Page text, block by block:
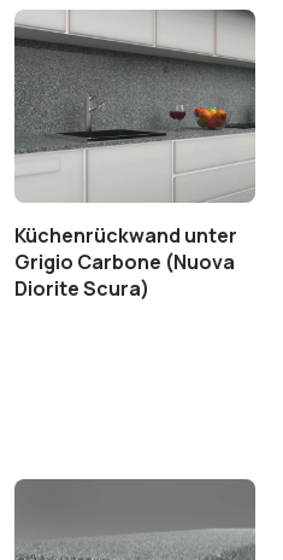
Küchenrückwand unter
Grigio Carbone (Nuova
Diorite Scura)